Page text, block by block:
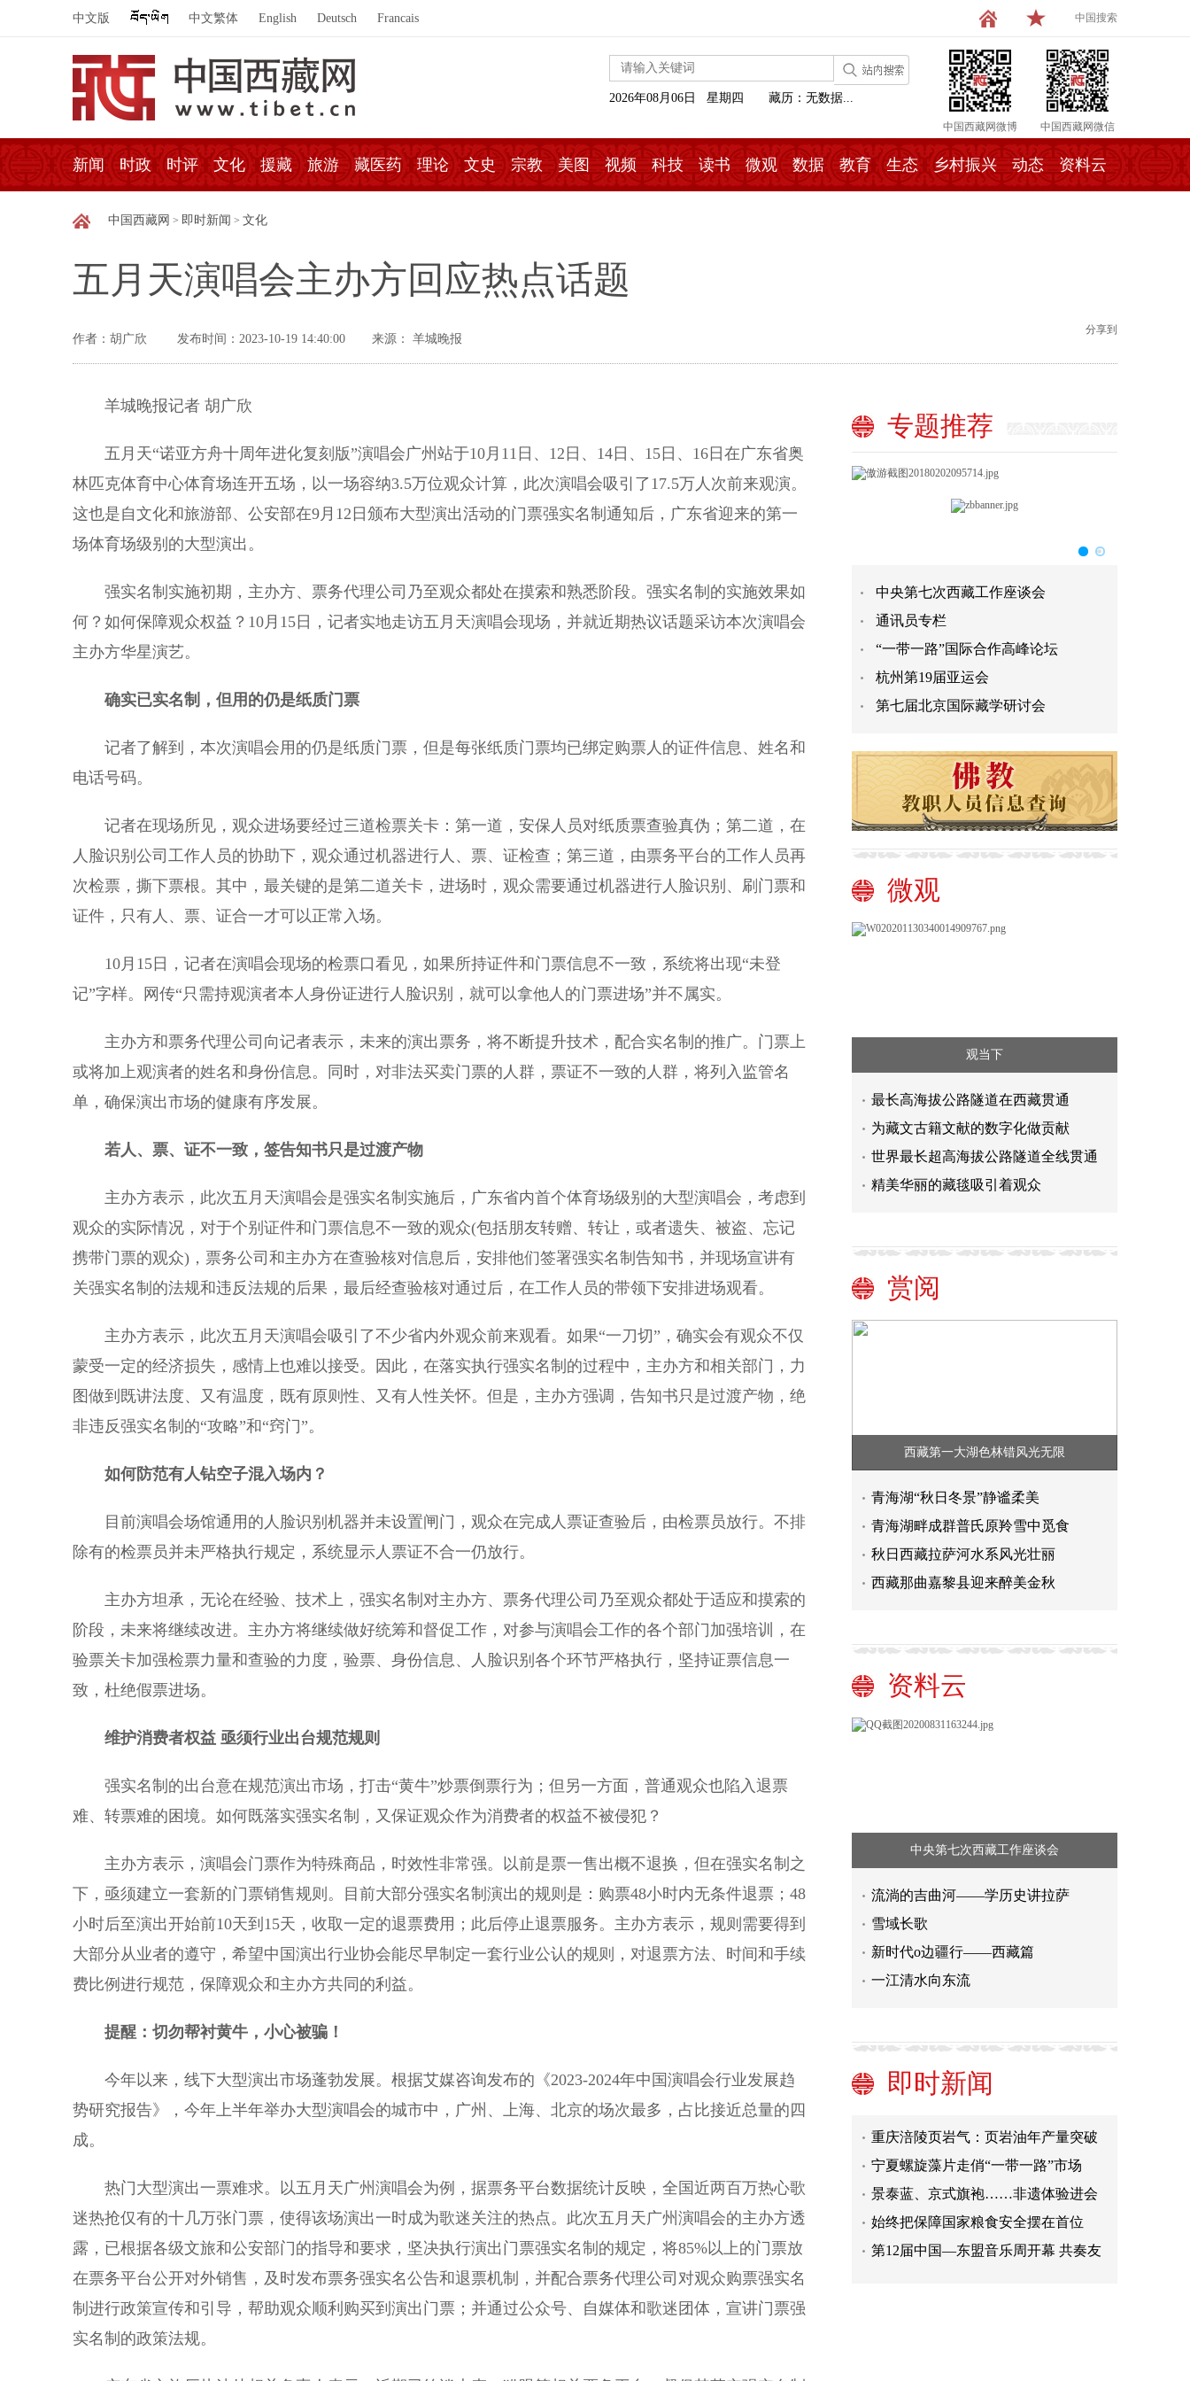
中文版 中文繁体 English Deutsch Francais 中国搜索
中国西藏网微博 中国西藏网微信
2026年08月06日 星期四 藏历：无数据...
新闻 时政 时评 文化 援藏 旅游 藏医药 理论 文史 宗教 美图 视频 科技 读书 微观 数据 教育 生态 乡村振兴 动态 资料云
中国西藏网 > 即时新闻 > 文化
五月天演唱会主办方回应热点话题
作者：胡广欣 发布时间：2023-10-19 14:40:00 来源： 羊城晚报
分享到
羊城晚报记者 胡广欣
五月天“诺亚方舟十周年进化复刻版”演唱会广州站于10月11日、12日、14日、15日、16日在广东省奥
林匹克体育中心体育场连开五场，以一场容纳3.5万位观众计算，此次演唱会吸引了17.5万人次前来观演。
这也是自文化和旅游部、公安部在9月12日颁布大型演出活动的门票强实名制通知后，广东省迎来的第一
场体育场级别的大型演出。
强实名制实施初期，主办方、票务代理公司乃至观众都处在摸索和熟悉阶段。强实名制的实施效果如
何？如何保障观众权益？10月15日，记者实地走访五月天演唱会现场，并就近期热议话题采访本次演唱会
主办方华星演艺。
确实已实名制，但用的仍是纸质门票
记者了解到，本次演唱会用的仍是纸质门票，但是每张纸质门票均已绑定购票人的证件信息、姓名和
电话号码。
记者在现场所见，观众进场要经过三道检票关卡：第一道，安保人员对纸质票查验真伪；第二道，在
人脸识别公司工作人员的协助下，观众通过机器进行人、票、证检查；第三道，由票务平台的工作人员再
次检票，撕下票根。其中，最关键的是第二道关卡，进场时，观众需要通过机器进行人脸识别、刷门票和
证件，只有人、票、证合一才可以正常入场。
10月15日，记者在演唱会现场的检票口看见，如果所持证件和门票信息不一致，系统将出现“未登
记”字样。网传“只需持观演者本人身份证进行人脸识别，就可以拿他人的门票进场”并不属实。
主办方和票务代理公司向记者表示，未来的演出票务，将不断提升技术，配合实名制的推广。门票上
或将加上观演者的姓名和身份信息。同时，对非法买卖门票的人群，票证不一致的人群，将列入监管名
单，确保演出市场的健康有序发展。
若人、票、证不一致，签告知书只是过渡产物
主办方表示，此次五月天演唱会是强实名制实施后，广东省内首个体育场级别的大型演唱会，考虑到
观众的实际情况，对于个别证件和门票信息不一致的观众(包括朋友转赠、转让，或者遗失、被盗、忘记
携带门票的观众)，票务公司和主办方在查验核对信息后，安排他们签署强实名制告知书，并现场宣讲有
关强实名制的法规和违反法规的后果，最后经查验核对通过后，在工作人员的带领下安排进场观看。
主办方表示，此次五月天演唱会吸引了不少省内外观众前来观看。如果“一刀切”，确实会有观众不仅
蒙受一定的经济损失，感情上也难以接受。因此，在落实执行强实名制的过程中，主办方和相关部门，力
图做到既讲法度、又有温度，既有原则性、又有人性关怀。但是，主办方强调，告知书只是过渡产物，绝
非违反强实名制的“攻略”和“窍门”。
如何防范有人钻空子混入场内？
目前演唱会场馆通用的人脸识别机器并未设置闸门，观众在完成人票证查验后，由检票员放行。不排
除有的检票员并未严格执行规定，系统显示人票证不合一仍放行。
主办方坦承，无论在经验、技术上，强实名制对主办方、票务代理公司乃至观众都处于适应和摸索的
阶段，未来将继续改进。主办方将继续做好统筹和督促工作，对参与演唱会工作的各个部门加强培训，在
验票关卡加强检票力量和查验的力度，验票、身份信息、人脸识别各个环节严格执行，坚持证票信息一
致，杜绝假票进场。
维护消费者权益 亟须行业出台规范规则
强实名制的出台意在规范演出市场，打击“黄牛”炒票倒票行为；但另一方面，普通观众也陷入退票
难、转票难的困境。如何既落实强实名制，又保证观众作为消费者的权益不被侵犯？
主办方表示，演唱会门票作为特殊商品，时效性非常强。以前是票一售出概不退换，但在强实名制之
下，亟须建立一套新的门票销售规则。目前大部分强实名制演出的规则是：购票48小时内无条件退票；48
小时后至演出开始前10天到15天，收取一定的退票费用；此后停止退票服务。主办方表示，规则需要得到
大部分从业者的遵守，希望中国演出行业协会能尽早制定一套行业公认的规则，对退票方法、时间和手续
费比例进行规范，保障观众和主办方共同的利益。
提醒：切勿帮衬黄牛，小心被骗！
今年以来，线下大型演出市场蓬勃发展。根据艾媒咨询发布的《2023-2024年中国演唱会行业发展趋
势研究报告》，今年上半年举办大型演唱会的城市中，广州、上海、北京的场次最多，占比接近总量的四
成。
热门大型演出一票难求。以五月天广州演唱会为例，据票务平台数据统计反映，全国近两百万热心歌
迷热抢仅有的十几万张门票，使得该场演出一时成为歌迷关注的热点。此次五月天广州演唱会的主办方透
露，已根据各级文旅和公安部门的指导和要求，坚决执行演出门票强实名制的规定，将85%以上的门票放
在票务平台公开对外销售，及时发布票务强实名公告和退票机制，并配合票务代理公司对观众购票强实名
制进行政策宣传和引导，帮助观众顺利购买到演出门票；并通过公众号、自媒体和歌迷团体，宣讲门票强
实名制的政策法规。
专题推荐
中央第七次西藏工作座谈会
通讯员专栏
“一带一路”国际合作高峰论坛
杭州第19届亚运会
第七届北京国际藏学研讨会
微观
观当下
最长高海拔公路隧道在西藏贯通
为藏文古籍文献的数字化做贡献
世界最长超高海拔公路隧道全线贯通
精美华丽的藏毯吸引着观众
赏阅
西藏第一大湖色林错风光无限
青海湖“秋日冬景”静谧柔美
青海湖畔成群普氏原羚雪中觅食
秋日西藏拉萨河水系风光壮丽
西藏那曲嘉黎县迎来醉美金秋
资料云
中央第七次西藏工作座谈会
流淌的吉曲河——学历史讲拉萨
雪域长歌
新时代o边疆行——西藏篇
一江清水向东流
即时新闻
第六届世界川菜大会将于11月在四川